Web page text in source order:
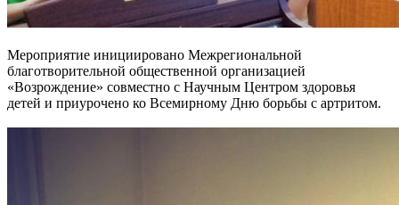
Мероприятие инициировано Межрегиональной
благотворительной общественной организацией
«Возрождение» совместно с Научным Центром здоровья
детей и приурочено ко Всемирному Дню борьбы с артритом.